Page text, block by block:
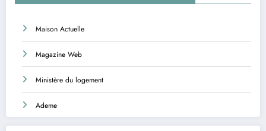
Maison Actuelle
Magazine Web
Ministère du logement
Ademe